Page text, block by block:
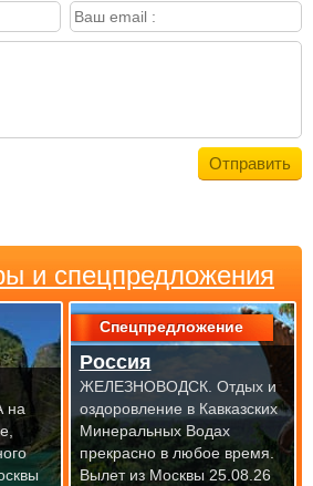
и спецпредложения
на
Спецпредложение
Россия
ЖЕЛЕЗНОВОДСК. Отдых и
оздоровление в Кавказских
Минеральных Водах
прекрасно в любое время.
Вылет из Москвы 25.08.26